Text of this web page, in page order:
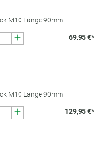
M10 Länge 90mm
69,95 €*
M10 Länge 90mm
129,95 €*